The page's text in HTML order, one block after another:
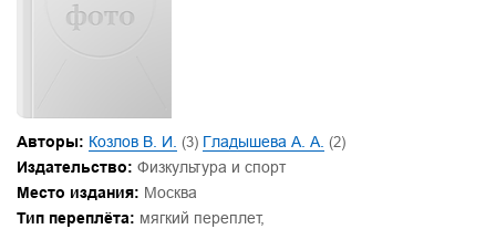
Авторы: Козлов В. И. (3) Гладышева А. А. (2)
Издательство: Физкультура и спорт
Место издания: Москва
Тип переплёта: мягкий переплет,